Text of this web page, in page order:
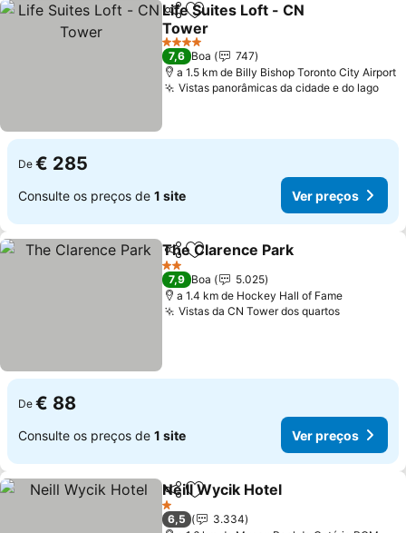
PartilharAdicionar aos favoritos
Life Suites Loft - CN
Tower
Ver preços
4 Estrelas
7,6 Boa
747
a 1.5 km de Billy Bishop Toronto City Airport
Vistas panorâmicas da cidade e do lagoVer
De € 285
Consulte os preços de 1 site Ver preços
PartilharAdicionar aos favoritos
The Clarence Park
2 Estrelas
7,9 Boa
5.025
a 1.4 km de Hockey Hall of Fame
Vistas da CN Tower dos quartosVer
De € 88
Consulte os preços de 1 site Ver preços
PartilharAdicionar aos favoritos
Neill Wycik Hotel
1 Estrelas
6,5
3.334